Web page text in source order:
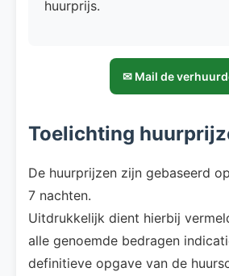
huurprijs.
✉ Mail de
Toelichting
De huurprijzen zijn gebaseerd
7 nachten.
Uitdrukkelijk dient hierbij
alle genoemde bedragen
definitieve opgave van de